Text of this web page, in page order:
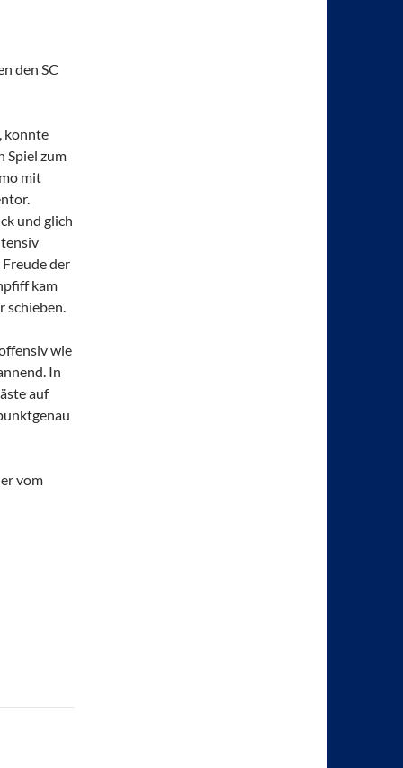
den SC
konnte
Spiel zum
mit
und glich
der
kam
schieben.
wie
In
auf
vom